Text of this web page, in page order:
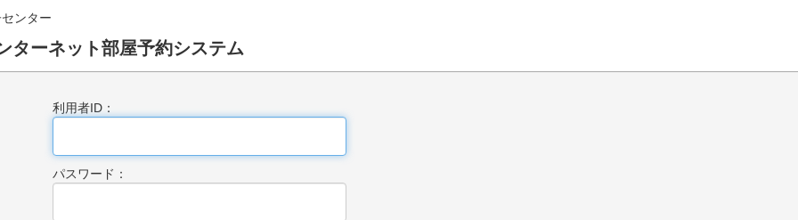
ンター
ターネット部屋予約システム
利用者ID：
パスワード：